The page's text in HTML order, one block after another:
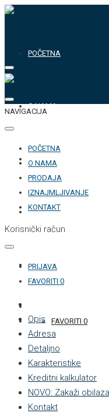
POČETNA
O NAMA
PRODAJA
IZNAJMLJIVANJE
KONTAKT
FAVORITI 0
NAVIGACIJA
POČETNA
O NAMA
PRODAJA
IZNAJMLJIVANJE
KONTAKT
Korisnički račun
PRIJAVA
FAVORITI 0
Opis
Adresa
Detaljno
Karakteristike
Kreditni kalkulator
NOVO: Zakaži
Kontakt